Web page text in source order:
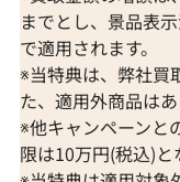
までとし、景品表
で適用されます。
※当特典は、弊社買
た、適用外商品はあ
※他キャンペーンと
限は10万円(税込)と